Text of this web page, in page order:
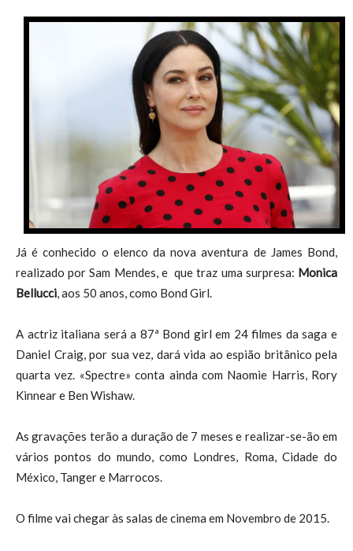
Já é conhecido o elenco da nova aventura de James Bond,
realizado por Sam Mendes, e que traz uma surpresa: Monica
Bellucci, aos 50 anos, como Bond Girl.
A actriz italiana será a 87ª Bond girl em 24 filmes da saga e
Daniel Craig, por sua vez, dará vida ao espião britânico pela
quarta vez. «Spectre» conta ainda com Naomie Harris, Rory
Kinnear e Ben Wishaw.
As gravações terão a duração de 7 meses e realizar-se-ão em
vários pontos do mundo, como Londres, Roma, Cidade do
México, Tanger e Marrocos.
O filme vai chegar às salas de cinema em Novembro de 2015.